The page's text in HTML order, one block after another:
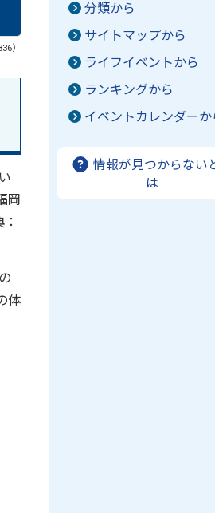
）
岡
体
分類から
サイトマップから
ライフイベントから
ランキングから
イベントカレンダーか
情報が見つからない
は